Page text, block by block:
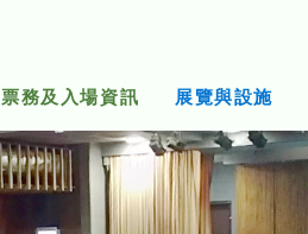
票務及入場資訊 展覽與設施